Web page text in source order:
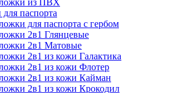
из ПВХ
паспорта
для паспорта с гербом
2в1 Глянцевые
2в1 Матовые
2в1 из кожи Галактика
2в1 из кожи Флотер
2в1 из кожи Кайман
2в1 из кожи Крокодил